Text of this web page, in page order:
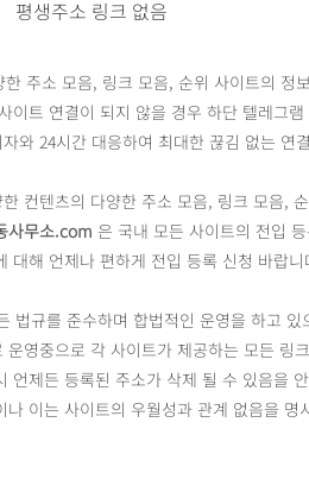
평생주소 링크 없음
한 주소 모음, 링크 모음, 순위 사이트의 정
이트 연결이 되지 않을 경우 하단 텔레그
와 24시간 대응하여 최대한 끊김 없는 연
컨텐츠의 다양한 주소 모음, 링크 모음,
사무소.com 은 국내 모든 사이트의 전입
대해 언제나 편하게 전입 등록 신청 바랍니
법규를 준수하며 합법적인 운영을 하고
운영중으로 각 사이트가 제공하는 모든 링
언제든 등록된 주소가 삭제 될 수 있음을
나 이는 사이트의 우월성과 관계 없음을 명